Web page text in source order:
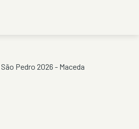
Pedro 2026 - Maceda